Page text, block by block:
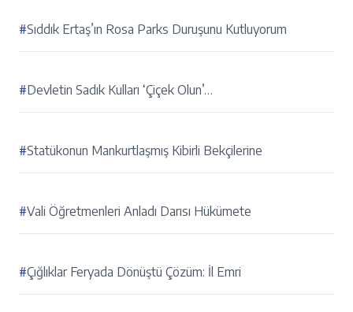
#Sıddık Ertaş’ın Rosa Parks Duruşunu Kutluyorum
#Devletin Sadık Kulları ‘Çiçek Olun’…
#Statükonun Mankurtlaşmış Kibirli Bekçilerine
#Vali Öğretmenleri Anladı Darısı Hükümete
#Çığlıklar Feryada Dönüştü Çözüm: İl Emri